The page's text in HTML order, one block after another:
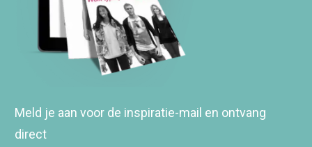
Meld je aan voor de inspiratie-mail en ontvang
direct